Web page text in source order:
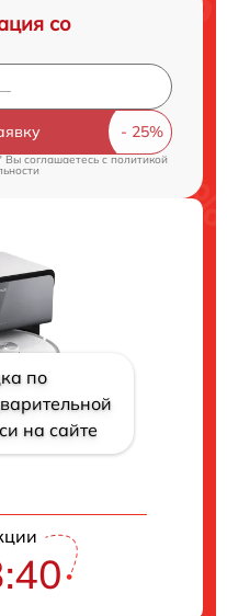
со
Вы соглашаетесь cполитикой
по
на сайте